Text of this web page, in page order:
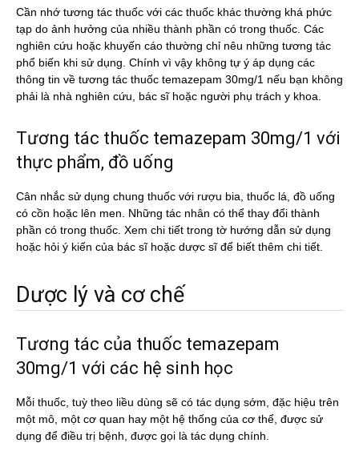
Cần nhớ tương tác thuốc với các thuốc khác thường khá phức
tạp do ảnh hưởng của nhiều thành phần có trong thuốc. Các
nghiên cứu hoặc khuyến cáo thường chỉ nêu những tương tác
phổ biến khi sử dụng. Chính vì vậy không tự ý áp dụng các
thông tin về tương tác thuốc temazepam 30mg/1 nếu bạn không
phải là nhà nghiên cứu, bác sĩ hoặc người phụ trách y khoa.
Tương tác thuốc temazepam 30mg/1 với
thực phẩm, đồ uống
Cân nhắc sử dụng chung thuốc với rượu bia, thuốc lá, đồ uống
có cồn hoặc lên men. Những tác nhân có thể thay đổi thành
phần có trong thuốc. Xem chi tiết trong tờ hướng dẫn sử dụng
hoặc hỏi ý kiến của bác sĩ hoặc dược sĩ để biết thêm chi tiết.
Dược lý và cơ chế
Tương tác của thuốc temazepam
30mg/1 với các hệ sinh học
Mỗi thuốc, tuỳ theo liều dùng sẽ có tác dụng sớm, đặc hiệu trên
một mô, một cơ quan hay một hệ thống của cơ thể, được sử
dụng để điều trị bệnh, được gọi là tác dụng chính.